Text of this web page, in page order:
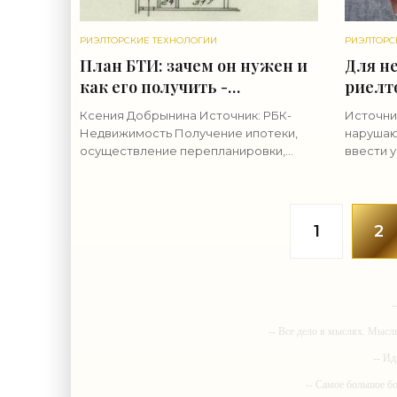
РИЭЛТОРСКИЕ ТЕХНОЛОГИИ
План БТИ: зачем он нужен и
как его получить -
«Риэлторские технологии»
Ксения Добрынина Источник: РБК-
Недвижимость Получение ипотеки,
осуществление перепланировки,
Для
ввести
1 2
-- Все дело в мыслях.
--
-- Самое большое